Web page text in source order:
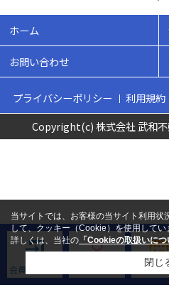
会員ログイン 来店予
ホーム
お問い合わせ
プライバシーポリシー 利用規約
Copyright(c) 株式会社 武和
当サイトでは、お客様の当サイト利用状
して、クッキー（Cookie）を使用してい
詳しくは、当社の 「Cookieの取扱いにつ
閉じ